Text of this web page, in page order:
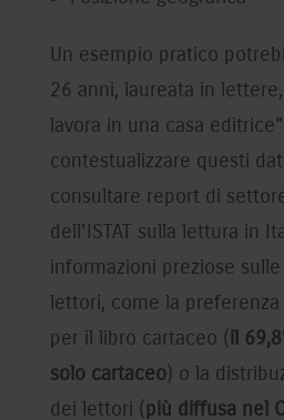
Un esempio pratico
26 anni, laureata in
lavora in una casa
contestualizzare questi
consultare report di
dell'ISTAT sulla lettura in
informazioni preziose
lettori, come la preferenza
per il libro cartaceo (il
solo cartaceo) o la
dei lettori (più diffusa nel